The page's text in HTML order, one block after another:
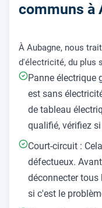
communs à
À Aubagne, nous
d'électricité, du plus
Panne électrique
est sans
de tableau
qualifié, vérifiez
Court-circuit :
défectueux.
déconnecter tous
si c'est le